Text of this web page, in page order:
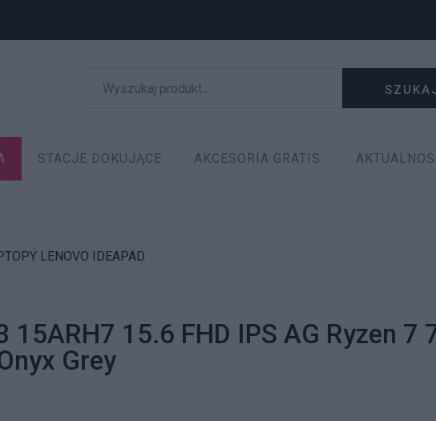
STACJE DOKUJĄCE AKCESORIA GRATIS
LENOVO IDEAPAD
15ARH7 15.6 FHD IPS AG Ryzen 7
Grey